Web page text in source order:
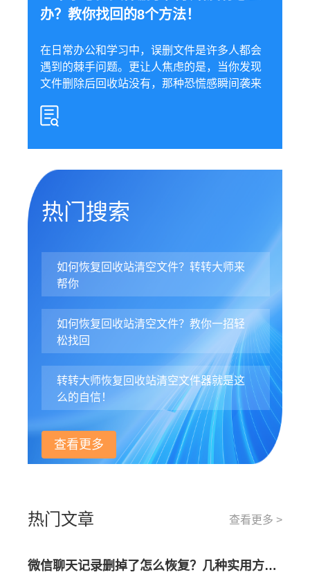
办？教你找回的8个方法！
在日常办公和学习中，误删文件是许多人都会
遇到的棘手问题。更让人焦虑的是，当你发现
文件删除后回收站没有，那种恐慌感瞬间袭来
热门搜索
如何恢复回收站清空文件？转转大师来
帮你
如何恢复回收站清空文件？教你一招轻
松找回
转转大师恢复回收站清空文件器就是这
么的自信！
查看更多
热门文章 查看更多 >
微信聊天记录删掉了怎么恢复？几种实用方法详解！